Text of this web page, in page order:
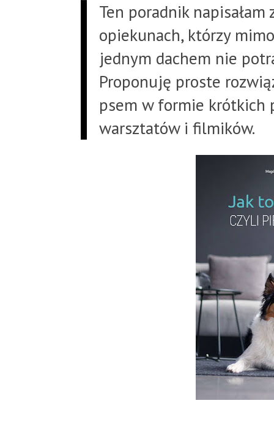
Ten poradnik
opiekunach, którzy
jednym dachem nie
Proponuję proste
psem w formie krótkich
warsztatów i filmików.